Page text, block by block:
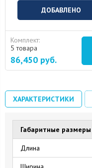
ДОБАВЛЕНО
Комплект:
5 товара
86,450 руб.
ХАРАКТЕРИСТИКИ
Габаритные размеры
Длина